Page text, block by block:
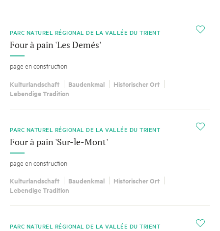
i
PARC NATUREL RÉGIONAL DE LA VALLÉE DU TRIENT
Four à pain 'Les Demés'
page en construction
Kulturlandschaft Baudenkmal
Historischer Ort
Lebendige Tradition
i
PARC NATUREL RÉGIONAL DE LA VALLÉE DU TRIENT
Four à pain 'Sur-le-Mont'
page en construction
Kulturlandschaft Baudenkmal
Historischer Ort
Lebendige Tradition
i
PARC NATUREL RÉGIONAL DE LA VALLÉE DU TRIENT